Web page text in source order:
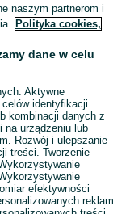
naszym partnerom i
Polityka cookies,
dane w celu
Aktywne
identyfikacji.
kombinacji danych z
na urządzeniu lub
Rozwój i ulepszanie
treści. Tworzenie
efektywności
reklam.